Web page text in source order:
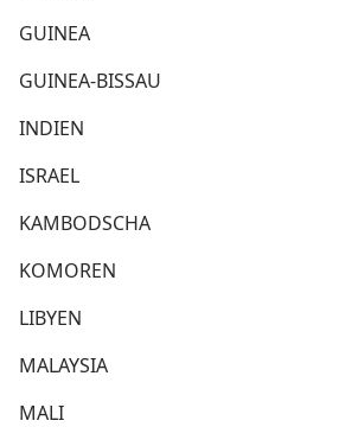
GUINEA
GUINEA-BISSAU
INDIEN
ISRAEL
KAMBODSCHA
KOMOREN
LIBYEN
MALAYSIA
MALI